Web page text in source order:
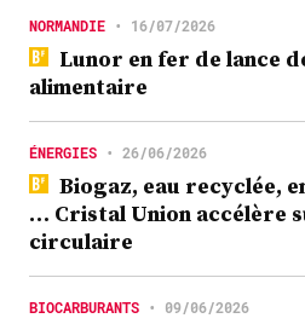
NORMANDIE • 16/07/2026
Lunor en fer de lance
alimentaire
ÉNERGIES • 26/06/2026
Biogaz, eau recyclée,
… Cristal Union accélère
circulaire
BIOCARBURANTS • 09/06/2026